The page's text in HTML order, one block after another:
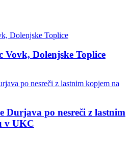
Dolenjske Toplice
Durjava po nesreči z lastnim
v UKC